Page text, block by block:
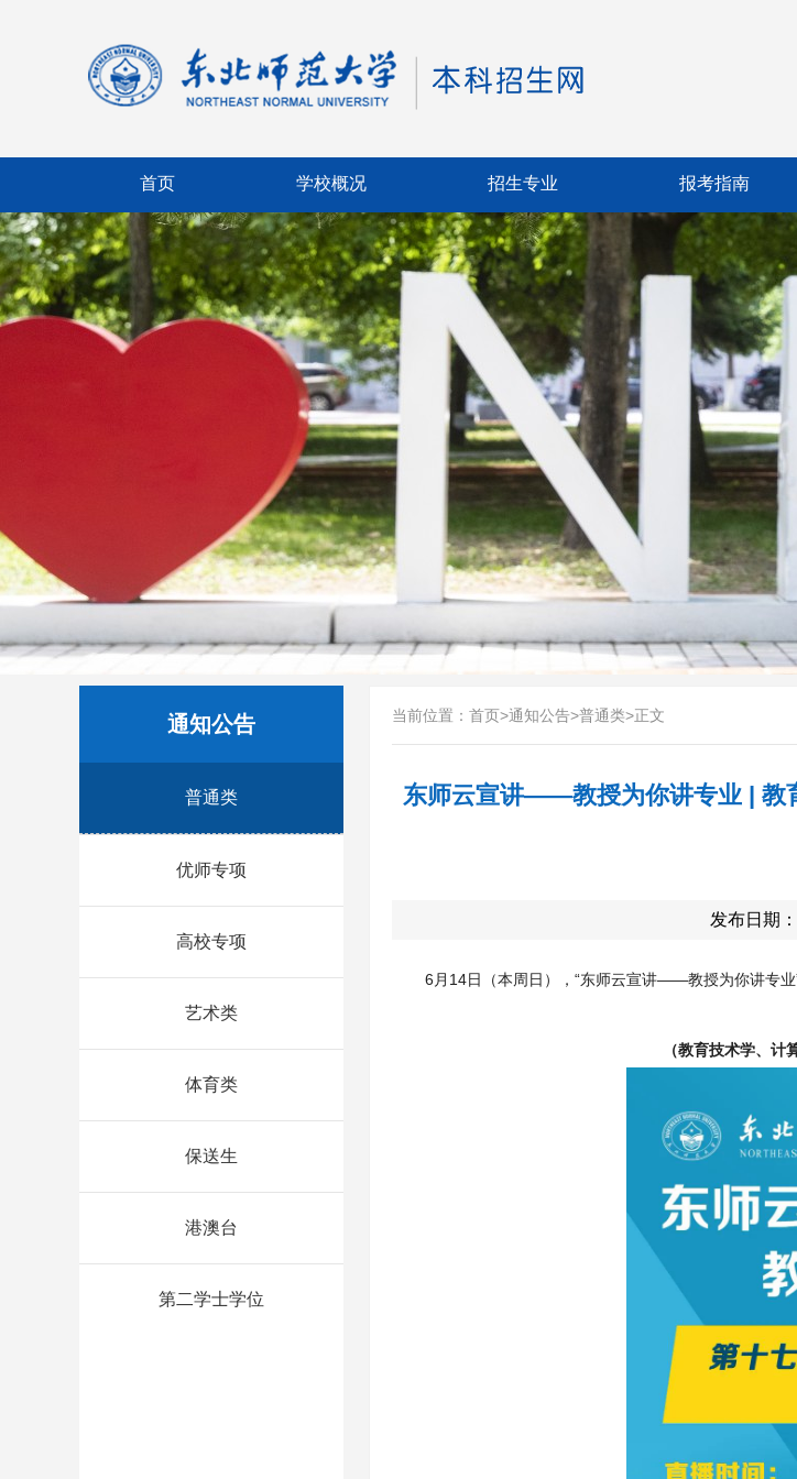
首页 学校概况 招生专业 报考指南
通知公告
普通类
优师专项
高校专项
艺术类
体育类
保送生
港澳台
第二学士学位
当前位置： 首页>通知公告>普通类>正文
东师云宣讲——教授为你讲专业 | 教
发布日期
6月14日（本周日），“东师云宣讲——教授为你讲专业
（教育技术学、计